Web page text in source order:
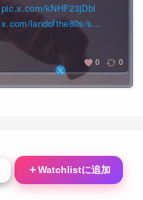
pic.x.com/kNHF23jDbl
x.com/landofthe80s/s…
0 0
＋Watchlistに追加